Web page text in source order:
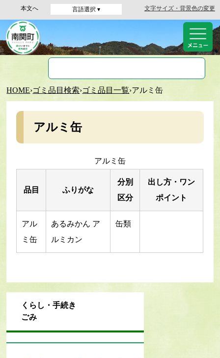
本文へ 言語選択 ▾ 文字サイズ・背景色の変更
HOME›ゴミ品目検索›ゴミ品目一覧›アルミ缶
アルミ缶
アルミ缶
品目 ふりがな
分別
区分
出し方・ワン
ポイント
アル
ミ缶
あるみかん ア
ルミカン
缶類
くらし・手続き
ごみ